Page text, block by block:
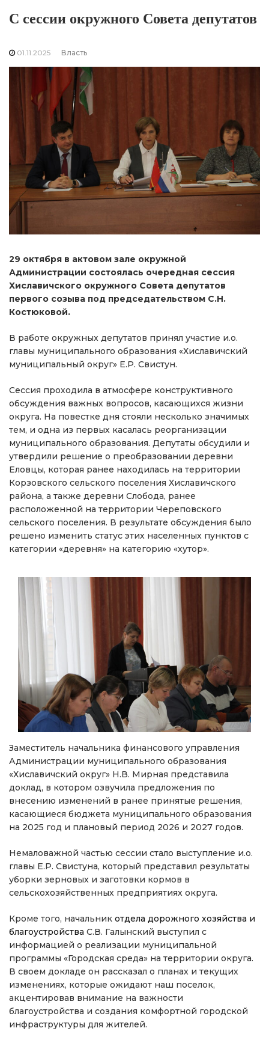
С сессии окружного Совета депутатов
01.11.2025 Власть
29 октября в актовом зале окружной
Администрации состоялась очередная сессия
Хиславичского окружного Совета депутатов
первого созыва под председательством С.Н.
Костюковой.
В работе окружных депутатов принял участие и.о.
главы муниципального образования «Хиславичский
муниципальный округ» Е.Р. Свистун.
Сессия проходила в атмосфере конструктивного
обсуждения важных вопросов, касающихся жизни
округа. На повестке дня стояли несколько значимых
тем, и одна из первых касалась реорганизации
муниципального образования. Депутаты обсудили и
утвердили решение о преобразовании деревни
Еловцы, которая ранее находилась на территории
Корзовского сельского поселения Хиславичского
района, а также деревни Слобода, ранее
расположенной на территории Череповского
сельского поселения. В результате обсуждения было
решено изменить статус этих населенных пунктов с
категории «деревня» на категорию «хутор».
Заместитель начальника финансового управления
Администрации муниципального образования
«Хиславичский округ» Н.В. Мирная представила
доклад, в котором озвучила предложения по
внесению изменений в ранее принятые решения,
касающиеся бюджета муниципального образования
на 2025 год и плановый период 2026 и 2027 годов.
Немаловажной частью сессии стало выступление и.о.
главы Е.Р. Свистуна, который представил результаты
уборки зерновых и заготовки кормов в
сельскохозяйственных предприятиях округа.
Кроме того, начальник отдела дорожного хозяйства и
благоустройства С.В. Галынский выступил с
информацией о реализации муниципальной
программы «Городская среда» на территории округа.
В своем докладе он рассказал о планах и текущих
изменениях, которые ожидают наш поселок,
акцентировав внимание на важности
благоустройства и создания комфортной городской
инфраструктуры для жителей.